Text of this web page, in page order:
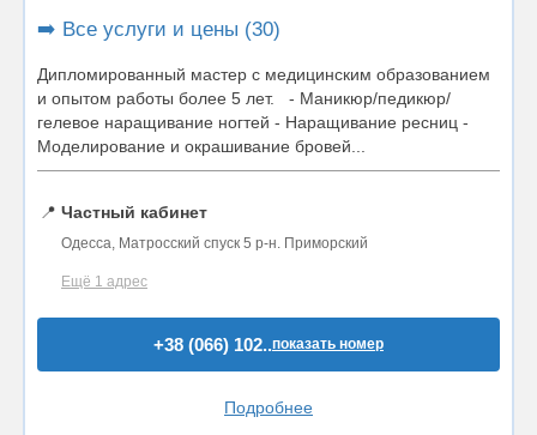
➡️ Все услуги и цены (30)
Дипломированный мастер с медицинским образованием
и опытом работы более 5 лет. - Маникюр/педикюр/
гелевое наращивание ногтей - Наращивание ресниц -
Моделирование и окрашивание бровей...
📍 Частный кабинет
Одесса, Матросский спуск 5 р-н. Приморский
Ещё 1 адрес
+38 (066) 102..показать номер
Подробнее